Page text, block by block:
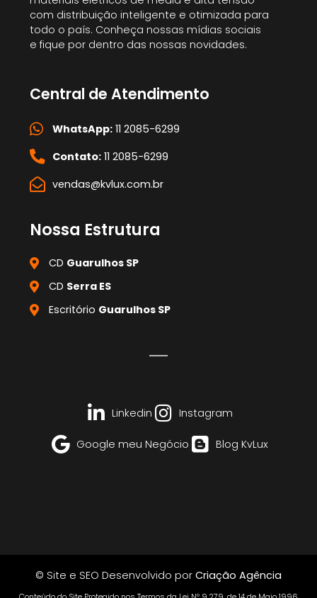
com distribuição inteligente e otimizada para
todo o país. Conheça nossas mídias sociais
e fique por dentro das nossas novidades.
Central de Atendimento
WhatsApp:11 2085-6299
Contato:11 2085-6299
vendas@kvlux.com.br
Nossa Estrutura
CD Guarulhos SP
CD Serra ES
Escritório Guarulhos SP
Linkedin Instagram
Google meu Negócio Blog KvLux
© Site e SEO Desenvolvido por Criação Agência